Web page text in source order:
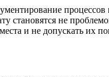
процессов
не
и не допускать их